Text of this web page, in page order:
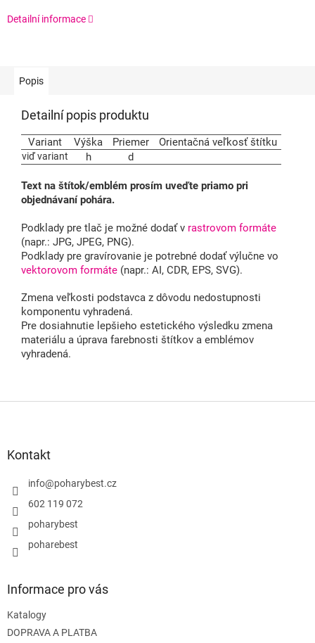
Detailní informace
Popis
Detailní popis produktu
Variant Výška Priemer Orientačná veľkosť štítku
viď variant h d
Text na štítok/emblém prosím uveďte priamo pri
objednávaní pohára.
Podklady pre tlač je možné dodať v rastrovom formáte
(napr.: JPG, JPEG, PNG).
Podklady pre gravírovanie je potrebné dodať výlučne vo
vektorovom formáte (napr.: AI, CDR, EPS, SVG).
Zmena veľkosti podstavca z dôvodu nedostupnosti
komponentu vyhradená.
Pre dosiahnutie lepšieho estetického výsledku zmena
materiálu a úprava farebnosti štítkov a emblémov
vyhradená.
Kontakt
info@poharybest.cz
602 119 072
poharybest
poharebest
Informace pro vás
Katalogy
DOPRAVA A PLATBA